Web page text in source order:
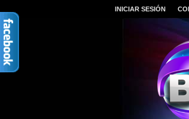
INICIAR SESIÓN